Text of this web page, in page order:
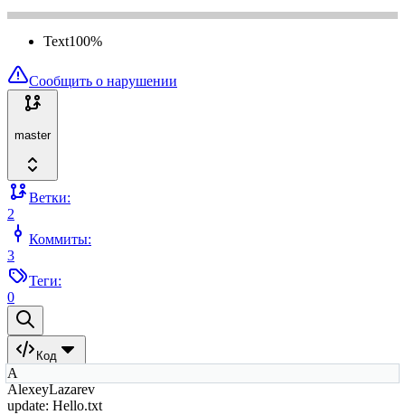
Text100%
Сообщить о нарушении
master
Ветки:
2
Коммиты:
3
Теги:
0
Код
A
AlexeyLazarev
update: Hello.txt